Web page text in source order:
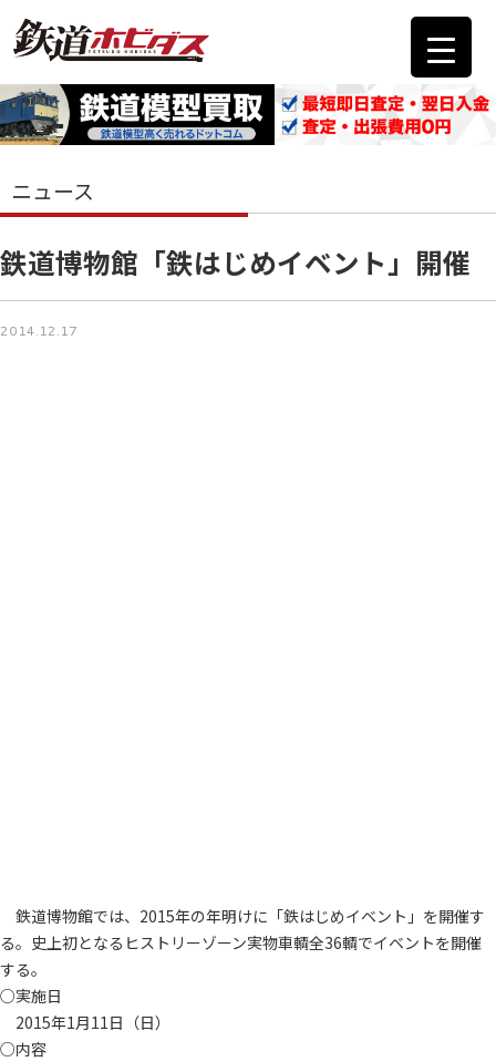
ニュース
鉄道博物館「鉄はじめイベント」開催
2014.12.17
鉄道博物館では、2015年の年明けに「鉄はじめイベント」を開催す
る。史上初となるヒストリーゾーン実物車輌全36輌でイベントを開催
する。
○実施日
2015年1月11日（日）
○内容